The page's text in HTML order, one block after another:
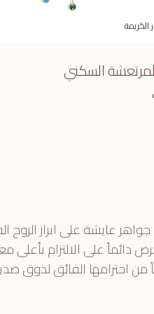
الكريمة
السكني
عايشة على ابراز
دائماً على الالتزام بأعلى
من احترامها الفائق لذوق